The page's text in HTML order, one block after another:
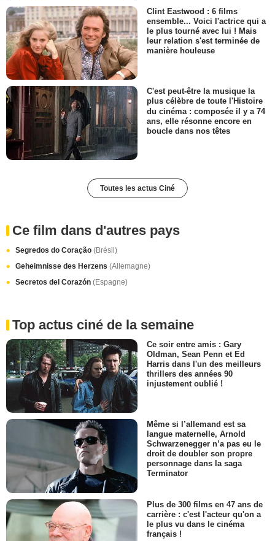
Clint Eastwood : 6 films
ensemble... Voici l'actrice qui a
le plus tourné avec lui ! Mais
leur relation s'est terminée de
manière houleuse
C'est peut-être la musique la
plus célèbre de toute l'Histoire
du cinéma : composée il y a 74
ans, elle résonne encore en
boucle dans nos têtes
Toutes les actus Ciné
Ce film dans d'autres pays
Segredos do Coração (Brésil)
Geheimnisse des Herzens (Allemagne)
Secretos del Corazón (Espagne)
Top actus ciné de la semaine
Ce soir entre amis : Gary
Oldman, Sean Penn et Ed
Harris dans l'un des meilleurs
thrillers des années 90
injustement oublié !
Même si l’allemand est sa
langue maternelle, Arnold
Schwarzenegger n’a pas eu le
droit de doubler son propre
personnage dans la saga
Terminator
Plus de 300 films en 47 ans de
carrière : c'est l'acteur qu'on a
le plus vu dans le cinéma
français !